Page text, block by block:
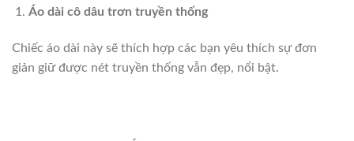
Áo dài cô dâu trơn truyền thống
Chiếc áo dài này sẽ thích hợp các bạn yêu thích sự đơn
giản giữ được nét truyền thống vẫn đẹp, nổi bật.